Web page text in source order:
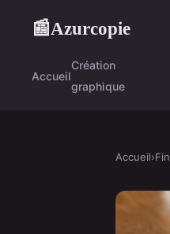
📰Azurcopie
Accueil
Création
graphique
Accueil›